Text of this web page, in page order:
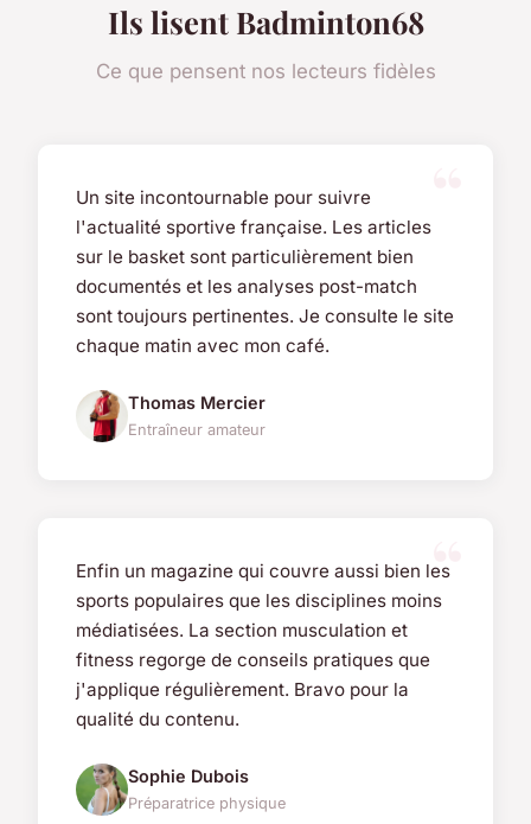
Ils lisent Badminton68
Ce que pensent nos lecteurs fidèles
Un site incontournable pour suivre
l'actualité sportive française. Les articles
sur le basket sont particulièrement bien
documentés et les analyses post-match
sont toujours pertinentes. Je consulte le site
chaque matin avec mon café.
Thomas Mercier
Entraîneur amateur
Enfin un magazine qui couvre aussi bien les
sports populaires que les disciplines moins
médiatisées. La section musculation et
fitness regorge de conseils pratiques que
j'applique régulièrement. Bravo pour la
qualité du contenu.
Sophie Dubois
Préparatrice physique